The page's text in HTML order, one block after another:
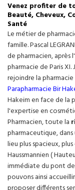
Venez profiter de
Beauté, Cheveux,
Santé
Le métier de
famille. Pascal
de pharmacien,
pharmacie de Paris
rejoindre la
Parapharmacie Bir
Hakeim en face de la
l'expertise en
Pharmacien, toute la
pharmaceutique, dans
lieu plus spacieux,
Haussmannien (
immédiate du pont
pouvons ainsi